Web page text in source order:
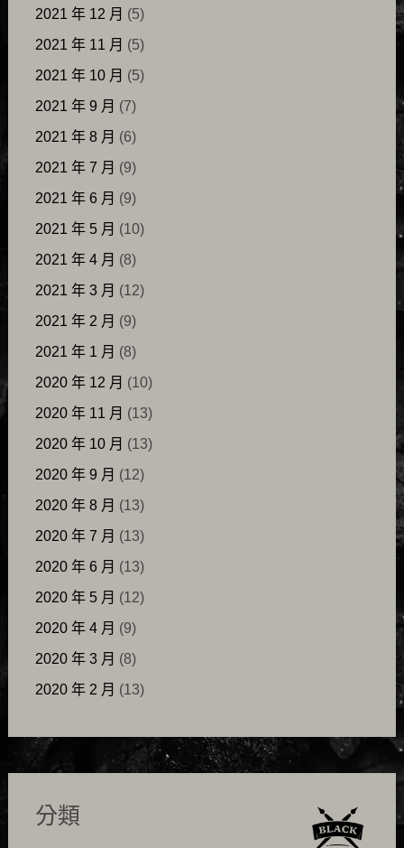
2021 年 12 月 (5)
2021 年 11 月 (5)
2021 年 10 月 (5)
2021 年 9 月 (7)
2021 年 8 月 (6)
2021 年 7 月 (9)
2021 年 6 月 (9)
2021 年 5 月 (10)
2021 年 4 月 (8)
2021 年 3 月 (12)
2021 年 2 月 (9)
2021 年 1 月 (8)
2020 年 12 月 (10)
2020 年 11 月 (13)
2020 年 10 月 (13)
2020 年 9 月 (12)
2020 年 8 月 (13)
2020 年 7 月 (13)
2020 年 6 月 (13)
2020 年 5 月 (12)
2020 年 4 月 (9)
2020 年 3 月 (8)
2020 年 2 月 (13)
分類